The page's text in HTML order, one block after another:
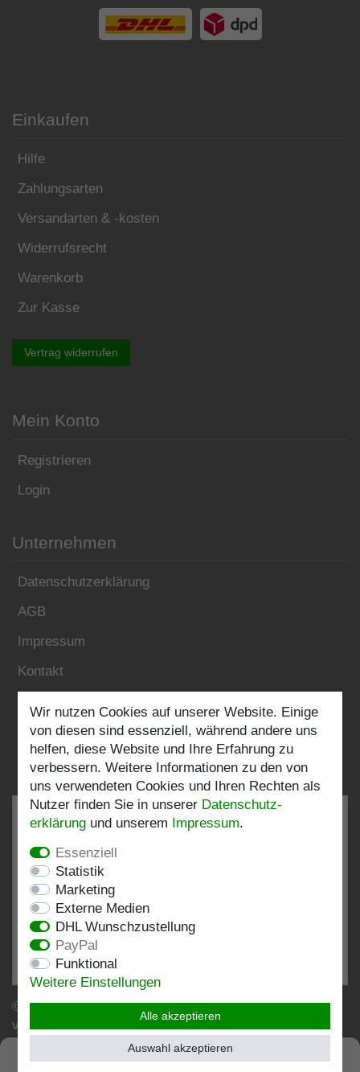
Einkaufen
Hilfe
Zahlungsarten
Versandarten & -kosten
Widerrufsrecht
Warenkorb
Zur Kasse
Vertrag widerrufen
Mein Konto
Registrieren
Login
Unternehmen
Datenschutzerklärung
AGB
Impressum
Kontakt
Folgen Sie uns:
bei: shopvote.de, Amazon
Bewertungsprofil bei SHOPVOTE.DE ansehen
Informationen zur Echtheit von Kundenbewertungen
© Copyright 2026 | Stockshop.de GmbH. Alle Rechte
vorbehalten.
Wir nutzen Cookies auf unserer Website. Einige
von diesen sind essenziell, während andere uns
helfen, diese Website und Ihre Erfahrung zu
verbessern. Weitere Informationen zu den von
uns verwendeten Cookies und Ihren Rechten als
Nutzer finden Sie in unserer Daten­schutz­
erklärung und unserem Impressum.
Essenziell
Statistik
Marketing
Externe Medien
DHL Wunschzustellung
PayPal
Funktional
Weitere Einstellungen
Alle akzeptieren
Auswahl akzeptieren
SEHR GUT